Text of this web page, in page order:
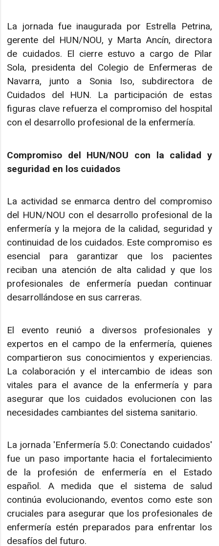
La jornada fue inaugurada por Estrella Petrina,
gerente del HUN/NOU, y Marta Ancín, directora
de cuidados. El cierre estuvo a cargo de Pilar
Sola, presidenta del Colegio de Enfermeras de
Navarra, junto a Sonia Iso, subdirectora de
Cuidados del HUN. La participación de estas
figuras clave refuerza el compromiso del hospital
con el desarrollo profesional de la enfermería.
Compromiso del HUN/NOU con la calidad y
seguridad en los cuidados
La actividad se enmarca dentro del compromiso
del HUN/NOU con el desarrollo profesional de la
enfermería y la mejora de la calidad, seguridad y
continuidad de los cuidados. Este compromiso es
esencial para garantizar que los pacientes
reciban una atención de alta calidad y que los
profesionales de enfermería puedan continuar
desarrollándose en sus carreras.
El evento reunió a diversos profesionales y
expertos en el campo de la enfermería, quienes
compartieron sus conocimientos y experiencias.
La colaboración y el intercambio de ideas son
vitales para el avance de la enfermería y para
asegurar que los cuidados evolucionen con las
necesidades cambiantes del sistema sanitario.
La jornada 'Enfermería 5.0: Conectando cuidados'
fue un paso importante hacia el fortalecimiento
de la profesión de enfermería en el Estado
español. A medida que el sistema de salud
continúa evolucionando, eventos como este son
cruciales para asegurar que los profesionales de
enfermería estén preparados para enfrentar los
desafíos del futuro.